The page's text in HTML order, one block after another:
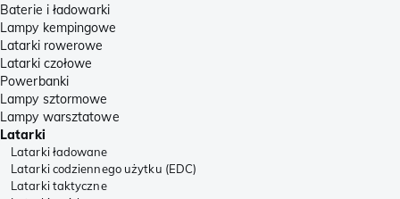
Baterie i ładowarki
Lampy kempingowe
Latarki rowerowe
Latarki czołowe
Powerbanki
Lampy sztormowe
Lampy warsztatowe
Latarki
Latarki ładowane
Latarki codziennego użytku (EDC)
Latarki taktyczne